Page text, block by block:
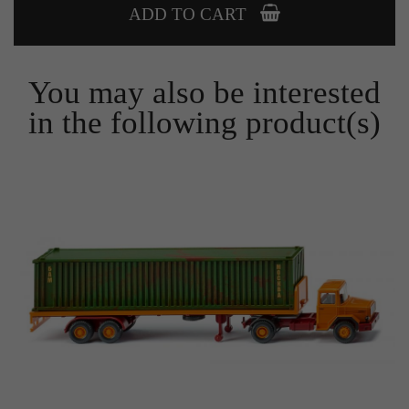
ADD TO CART
You may also be interested
in the following product(s)
Solange es gesetzt ist, werden bestimmte